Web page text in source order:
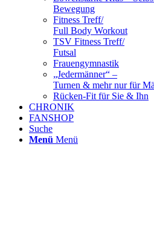
Bewegung
Fitness Treff/
Full Body Workout
TSV Fitness Treff/
Futsal
Frauengymnastik
„Jedermänner“ –
Turnen & mehr nur für
Rücken-Fit für Sie & Ihn
CHRONIK
FANSHOP
Suche
Menü Menü